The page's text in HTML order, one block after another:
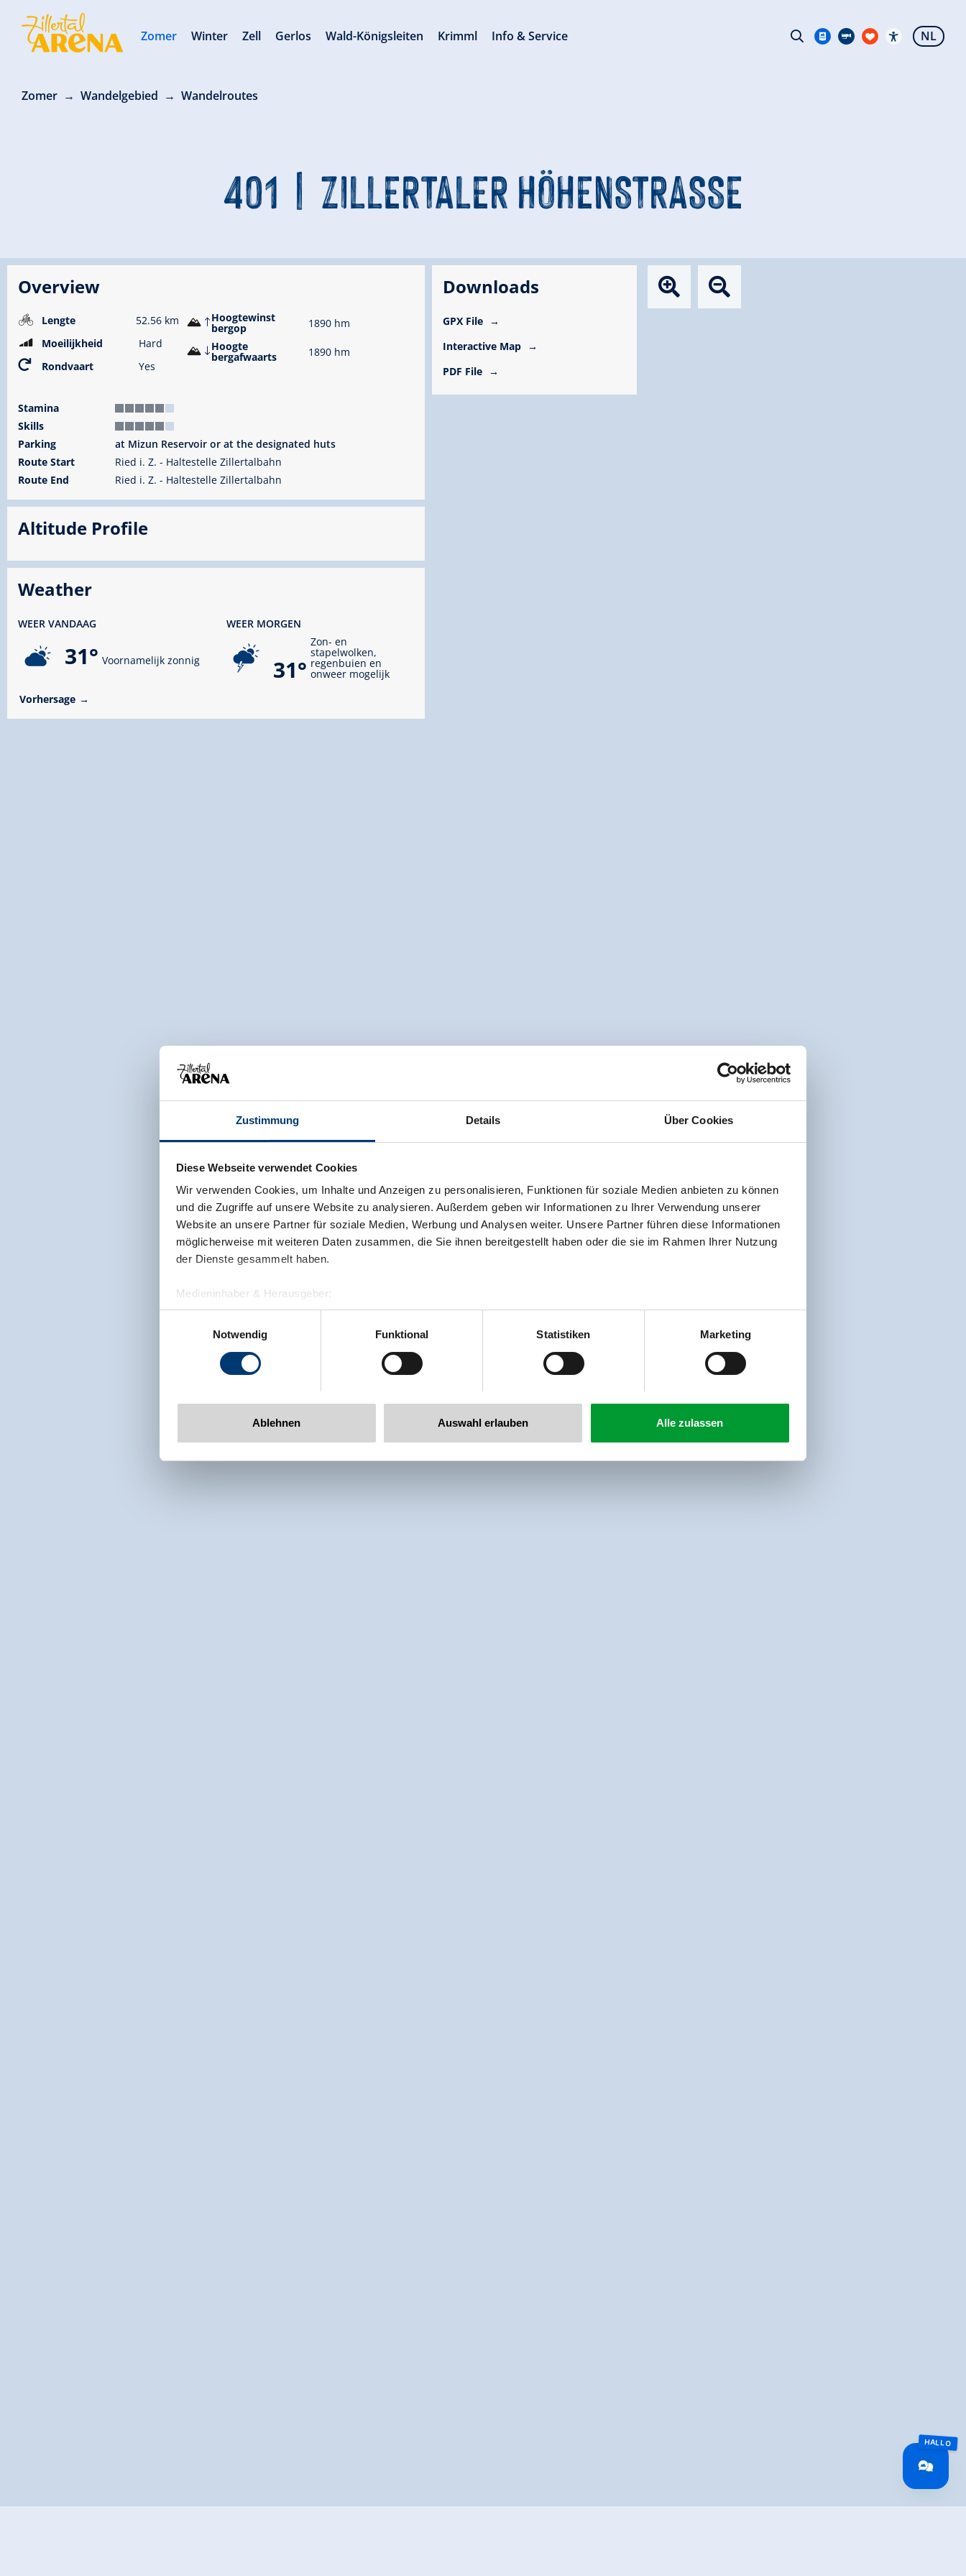
Zustimmung Details Über Cookies
Diese Webseite verwendet Cookies
Wir verwenden Cookies, um Inhalte und Anzeigen zu personalisieren, Funktionen für soziale Medien anbieten zu können
und die Zugriffe auf unsere Website zu analysieren. Außerdem geben wir Informationen zu Ihrer Verwendung unserer
Website an unsere Partner für soziale Medien, Werbung und Analysen weiter. Unsere Partner führen diese Informationen
möglicherweise mit weiteren Daten zusammen, die Sie ihnen bereitgestellt haben oder die sie im Rahmen Ihrer Nutzung
der Dienste gesammelt haben.
Medieninhaber & Herausgeber:
Zeller Bergbahnen Zillertal GmbH & Co KG
Rohr 23// A-6280 Zell am Ziller
www.zillertalarena.com
Notwendig
Funktional Statistiken Marketing
Ablehnen Auswahl erlauben Alle zulassen
Zomer Wandelgebied Wandelroutes
401 | ZILLERTALER HÖHENSTRASSE
Overview
Lengte
52.56 km
Moeilijkheid
Hard
Rondvaart
Yes
Hoogtewinst
bergop
1890 hm
Hoogte
bergafwaarts 1890 hm
Stamina
Skills
Parking
at Mizun Reservoir or at the designated huts
Route Start
Ried i. Z. - Haltestelle Zillertalbahn
Route End
Ried i. Z. - Haltestelle Zillertalbahn
Altitude Profile
Weather
WEER VANDAAG
31° Voornamelijk zonnig
WEER MORGEN
31°
Zon- en
stapelwolken,
regenbuien en
onweer mogelijk
Vorhersage
Downloads
GPX File
Interactive Map
PDF File
Zomer Winter Zell Gerlos Wald-Königsleiten Krimml Info & Service NL